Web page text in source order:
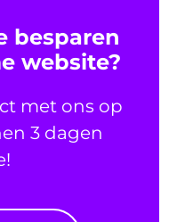
besparen
website?
met ons op
3 dagen